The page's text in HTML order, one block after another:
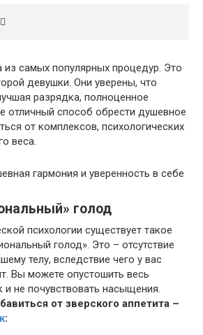
самых популярных процедур. Это
девушки. Они уверены, что
разрядка, полноценное
отличный способ обрести душевное
от комплексов, психологических
веса.
голод
психологии существует такое
голод». Это – отсутствие
телу, вследствие чего у вас
Вы можете опустошить весь
и не почувствовать насыщения.
от зверского аппетита –
: